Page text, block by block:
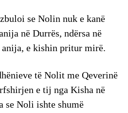
se Nolin nuk e kanë
në Durrës, ndërsa në
e kishin pritur mirë.
të Nolit me Qeverinë
e tij nga Kisha në
Noli ishte shumë